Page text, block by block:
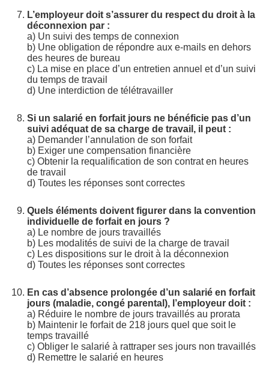
L’employeur doit s’assurer du respect du droit à la
déconnexion par :
a) Un suivi des temps de connexion
b) Une obligation de répondre aux e-mails en dehors
des heures de bureau
c) La mise en place d’un entretien annuel et d’un suivi
du temps de travail
d) Une interdiction de télétravailler
Si un salarié en forfait jours ne bénéficie pas d’un
suivi adéquat de sa charge de travail, il peut :
a) Demander l’annulation de son forfait
b) Exiger une compensation financière
c) Obtenir la requalification de son contrat en heures
de travail
d) Toutes les réponses sont correctes
Quels éléments doivent figurer dans la convention
individuelle de forfait en jours ?
a) Le nombre de jours travaillés
b) Les modalités de suivi de la charge de travail
c) Les dispositions sur le droit à la déconnexion
d) Toutes les réponses sont correctes
En cas d’absence prolongée d’un salarié en forfait
jours (maladie, congé parental), l’employeur doit :
a) Réduire le nombre de jours travaillés au prorata
b) Maintenir le forfait de 218 jours quel que soit le
temps travaillé
c) Obliger le salarié à rattraper ses jours non travaillés
d) Remettre le salarié en heures